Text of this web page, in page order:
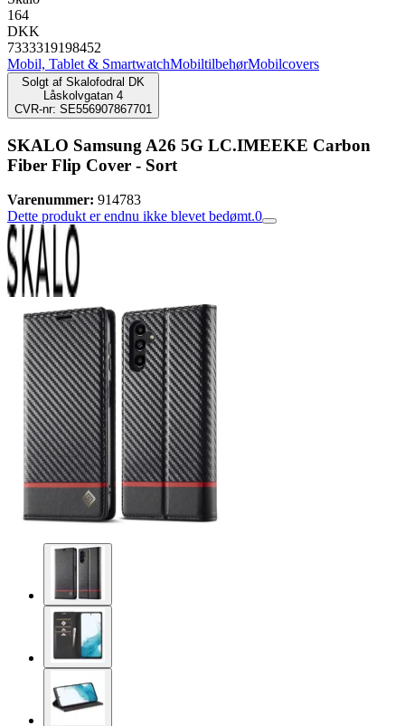
164
DKK
7333319198452
Mobil, Tablet & SmartwatchMobiltilbehørMobilcovers
Solgt af Skalofodral DK
Låskolvgatan 4
CVR-nr: SE556907867701
SKALO Samsung A26 5G LC.IMEEKE Carbon
Fiber Flip Cover - Sort
Varenummer: 914783
Dette produkt er endnu ikke blevet bedømt.0